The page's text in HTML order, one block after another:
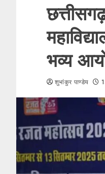
भव्य
शुभांकुर पाण्डेय